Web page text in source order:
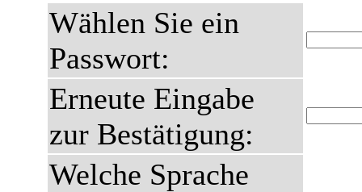
Wählen Sie ein
Passwort:
Erneute Eingabe
zur Bestätigung:
Welche Sprache